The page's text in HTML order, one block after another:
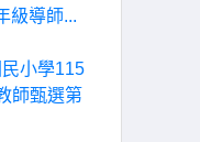
級導師...
小學115
師甄選第